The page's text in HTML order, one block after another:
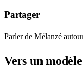
Partager
Parler de Mélanzé
Vers un